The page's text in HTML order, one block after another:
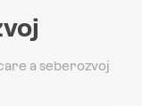
a seberozvoj